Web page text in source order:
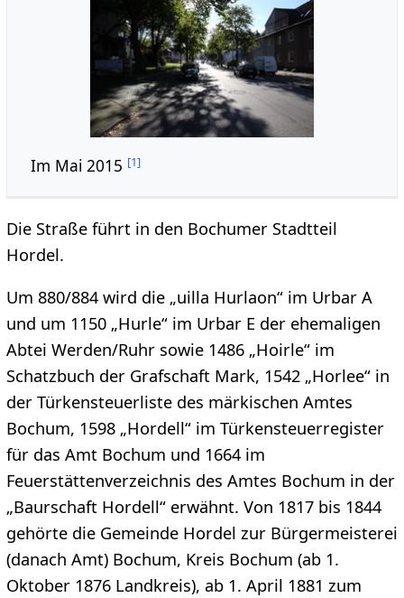
Im Mai 2015 [1]
Die Straße führt in den Bochumer Stadtteil
Hordel.
Um 880/884 wird die „uilla Hurlaon“ im Urbar A
und um 1150 „Hurle“ im Urbar E der ehemaligen
Abtei Werden/Ruhr sowie 1486 „Hoirle“ im
Schatzbuch der Grafschaft Mark, 1542 „Horlee“ in
der Türkensteuerliste des märkischen Amtes
Bochum, 1598 „Hordell“ im Türkensteuerregister
für das Amt Bochum und 1664 im
Feuerstättenverzeichnis des Amtes Bochum in der
„Baurschaft Hordell“ erwähnt. Von 1817 bis 1844
gehörte die Gemeinde Hordel zur Bürgermeisterei
(danach Amt) Bochum, Kreis Bochum (ab 1.
Oktober 1876 Landkreis), ab 1. April 1881 zum